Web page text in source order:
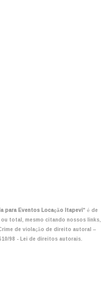
para Eventos Locação Itapevi" é de
total, mesmo citando nossos links,
de violação de direito autoral –
98 - Lei de direitos autorais.